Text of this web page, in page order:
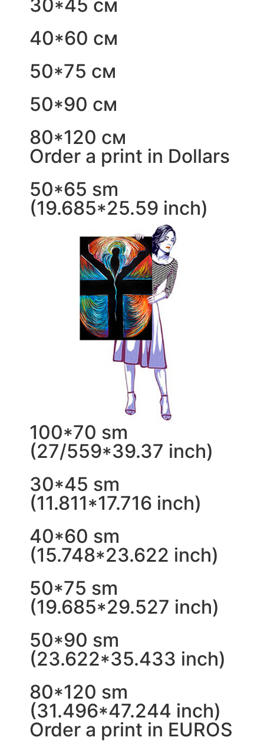
30*45 см
40*60 см
50*75 см
50*90 см
80*120 см
Order a print in Dollars
50*65 sm
(19.685*25.59 inch)
100*70 sm
(27/559*39.37 inch)
30*45 sm
(11.811*17.716 inch)
40*60 sm
(15.748*23.622 inch)
50*75 sm
(19.685*29.527 inch)
50*90 sm
(23.622*35.433 inch)
80*120 sm
(31.496*47.244 inch)
Order a print in EUROS